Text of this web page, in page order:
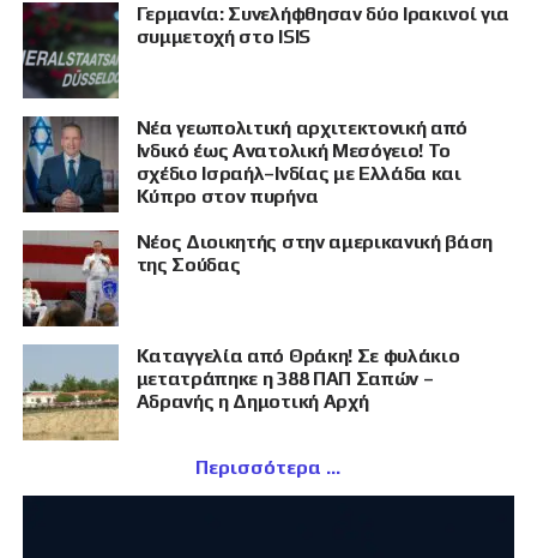
Γερμανία: Συνελήφθησαν δύο Ιρακινοί για
συμμετοχή στο ISIS
Νέα γεωπολιτική αρχιτεκτονική από
Ινδικό έως Ανατολική Μεσόγειο! Το
σχέδιο Ισραήλ–Ινδίας με Ελλάδα και
Κύπρο στον πυρήνα
Νέος Διοικητής στην αμερικανική βάση
της Σούδας
Καταγγελία από Θράκη! Σε φυλάκιο
μετατράπηκε η 388 ΠΑΠ Σαπών –
Αδρανής η Δημοτική Αρχή
Περισσότερα